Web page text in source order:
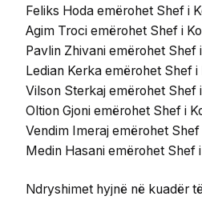
Feliks Hoda emërohet Shef i
Agim Troci emërohet Shef i
Pavlin Zhivani emërohet Shef
Ledian Kerka emërohet Shef
Vilson Sterkaj emërohet Shef
Oltion Gjoni emërohet Shef i
Vendim Imeraj emërohet
Medin Hasani emërohet Shef
Ndryshimet hyjnë në kuadër